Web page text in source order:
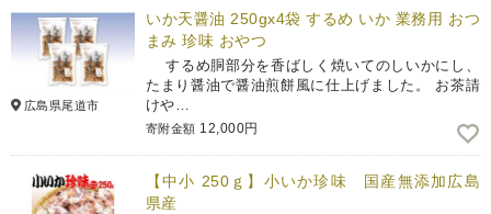
広島県尾道市
いか天醤油 250gx4袋 するめ いか 業務用 おつ
まみ 珍味 おやつ
するめ胴部分を香ばしく焼いてのしいかにし、
たまり醤油で醤油煎餅風に仕上げました。 お茶請
けや…
寄附金額 12,000円
【中小 250ｇ】小いか珍味 国産無添加広島
県産